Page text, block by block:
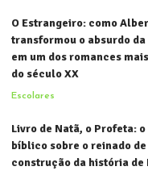
O Estrangeiro: como
transformou o absurdo
em um dos romances
do século XX
Escolares
Livro de Natã, o Profeta:
bíblico sobre o reinado de
construção da história de